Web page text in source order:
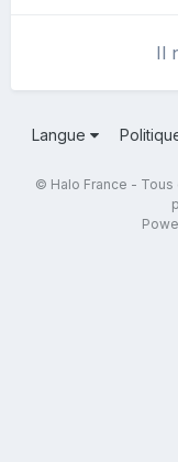
Il
Langue
© Halo France -